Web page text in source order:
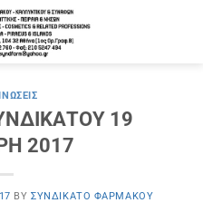
19
2017
BYΣΥΝΔΙΚΆΤΟ ΦΑΡΜΆΚΟΥ